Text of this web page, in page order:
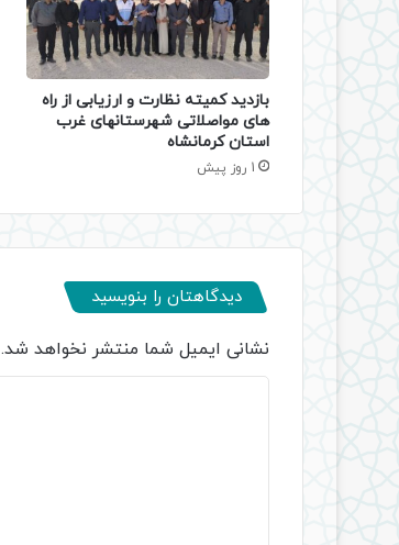
بازدید کمیته نظارت و ارزیابی از راه
های مواصلاتی شهرستانهای غرب
استان کرمانشاه
1 روز پیش
دیدگاهتان را بنویسید
نشانی ایمیل شما منتشر نخواهد شد.